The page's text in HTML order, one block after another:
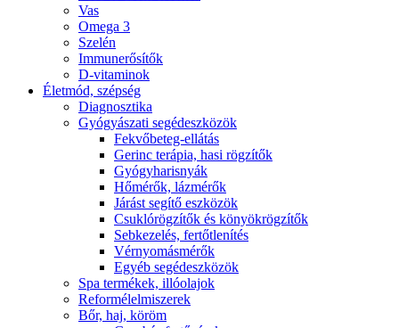
Vas
Omega 3
Szelén
Immunerősítők
D-vitaminok
Életmód, szépség
Diagnosztika
Gyógyászati segédeszközök
Fekvőbeteg-ellátás
Gerinc terápia, hasi rögzítők
Gyógyharisnyák
Hőmérők, lázmérők
Járást segítő eszközök
Csuklórögzítők és könyökrögzítők
Sebkezelés, fertőtlenítés
Vérnyomásmérők
Egyéb segédeszközök
Spa termékek, illóolajok
Reformélelmiszerek
Bőr, haj, köröm